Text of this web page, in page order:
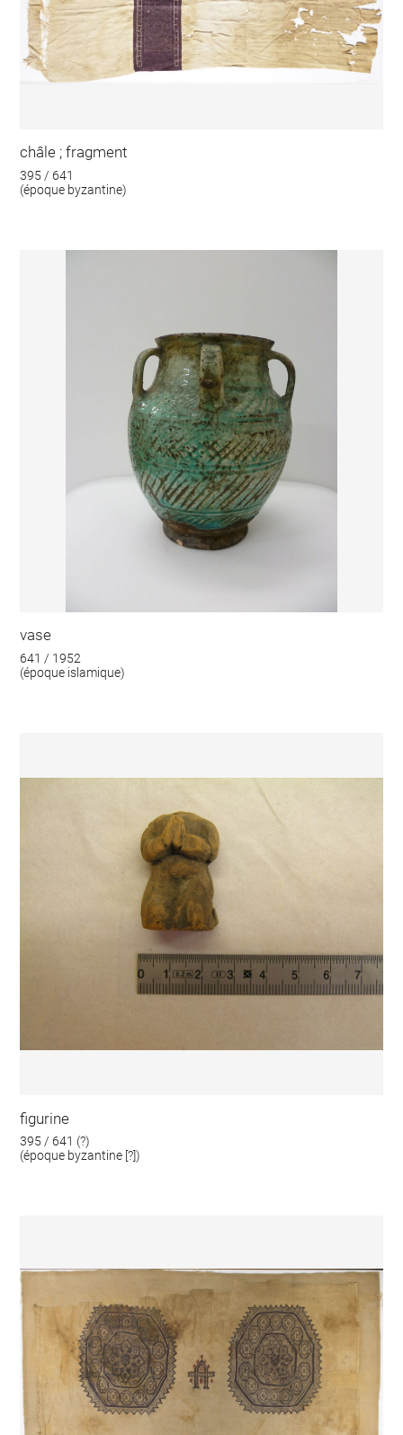
châle ; fragment
395 / 641
(époque byzantine)
vase
641 / 1952
(époque islamique)
figurine
395 / 641 (?)
(époque byzantine [?])